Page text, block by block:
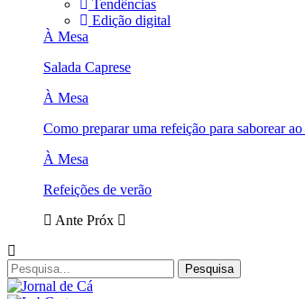
Tendências
Edição digital
À Mesa
Salada Caprese
À Mesa
Como preparar uma refeição para saborear
À Mesa
Refeições de verão
Ante Próx